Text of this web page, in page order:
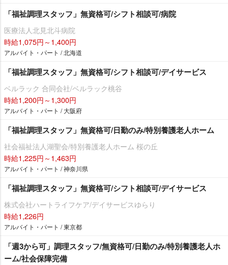
「福祉調理スタッフ」無資格可/シフト相談可/病院
医療法人北見北斗病院
時給1,075円～1,400円
アルバイト・パート / 北海道
「福祉調理スタッフ」無資格可/シフト相談可/デイサービス
ベルラック 合同会社/ベルラック桃谷
時給1,200円～1,300円
アルバイト・パート / 大阪府
「福祉調理スタッフ」無資格可/日勤のみ/特別養護老人ホーム
社会福祉法人湖聖会/特別養護老人ホーム 桜の丘
時給1,225円～1,463円
アルバイト・パート / 神奈川県
「福祉調理スタッフ」無資格可/シフト相談可/デイサービス
株式会社ハートライフケア/デイサービスゆらり
時給1,226円
アルバイト・パート / 東京都
「週3から可」調理スタッフ/無資格可/日勤のみ/特別養護老人ホ
ーム/社会保障完備